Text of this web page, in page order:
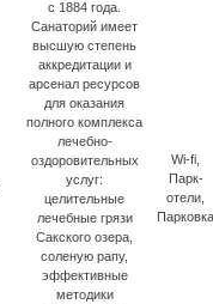
с 1884 года.
Санаторий имеет
высшую степень
аккредитации и
арсенал ресурсов
для оказания
полного комплекса
лечебно-
оздоровительных
услуг:
целительные
лечебные грязи
Сакского озера,
соленую рапу,
эффективные
методики
Wi-fi,
Парк-
отели,